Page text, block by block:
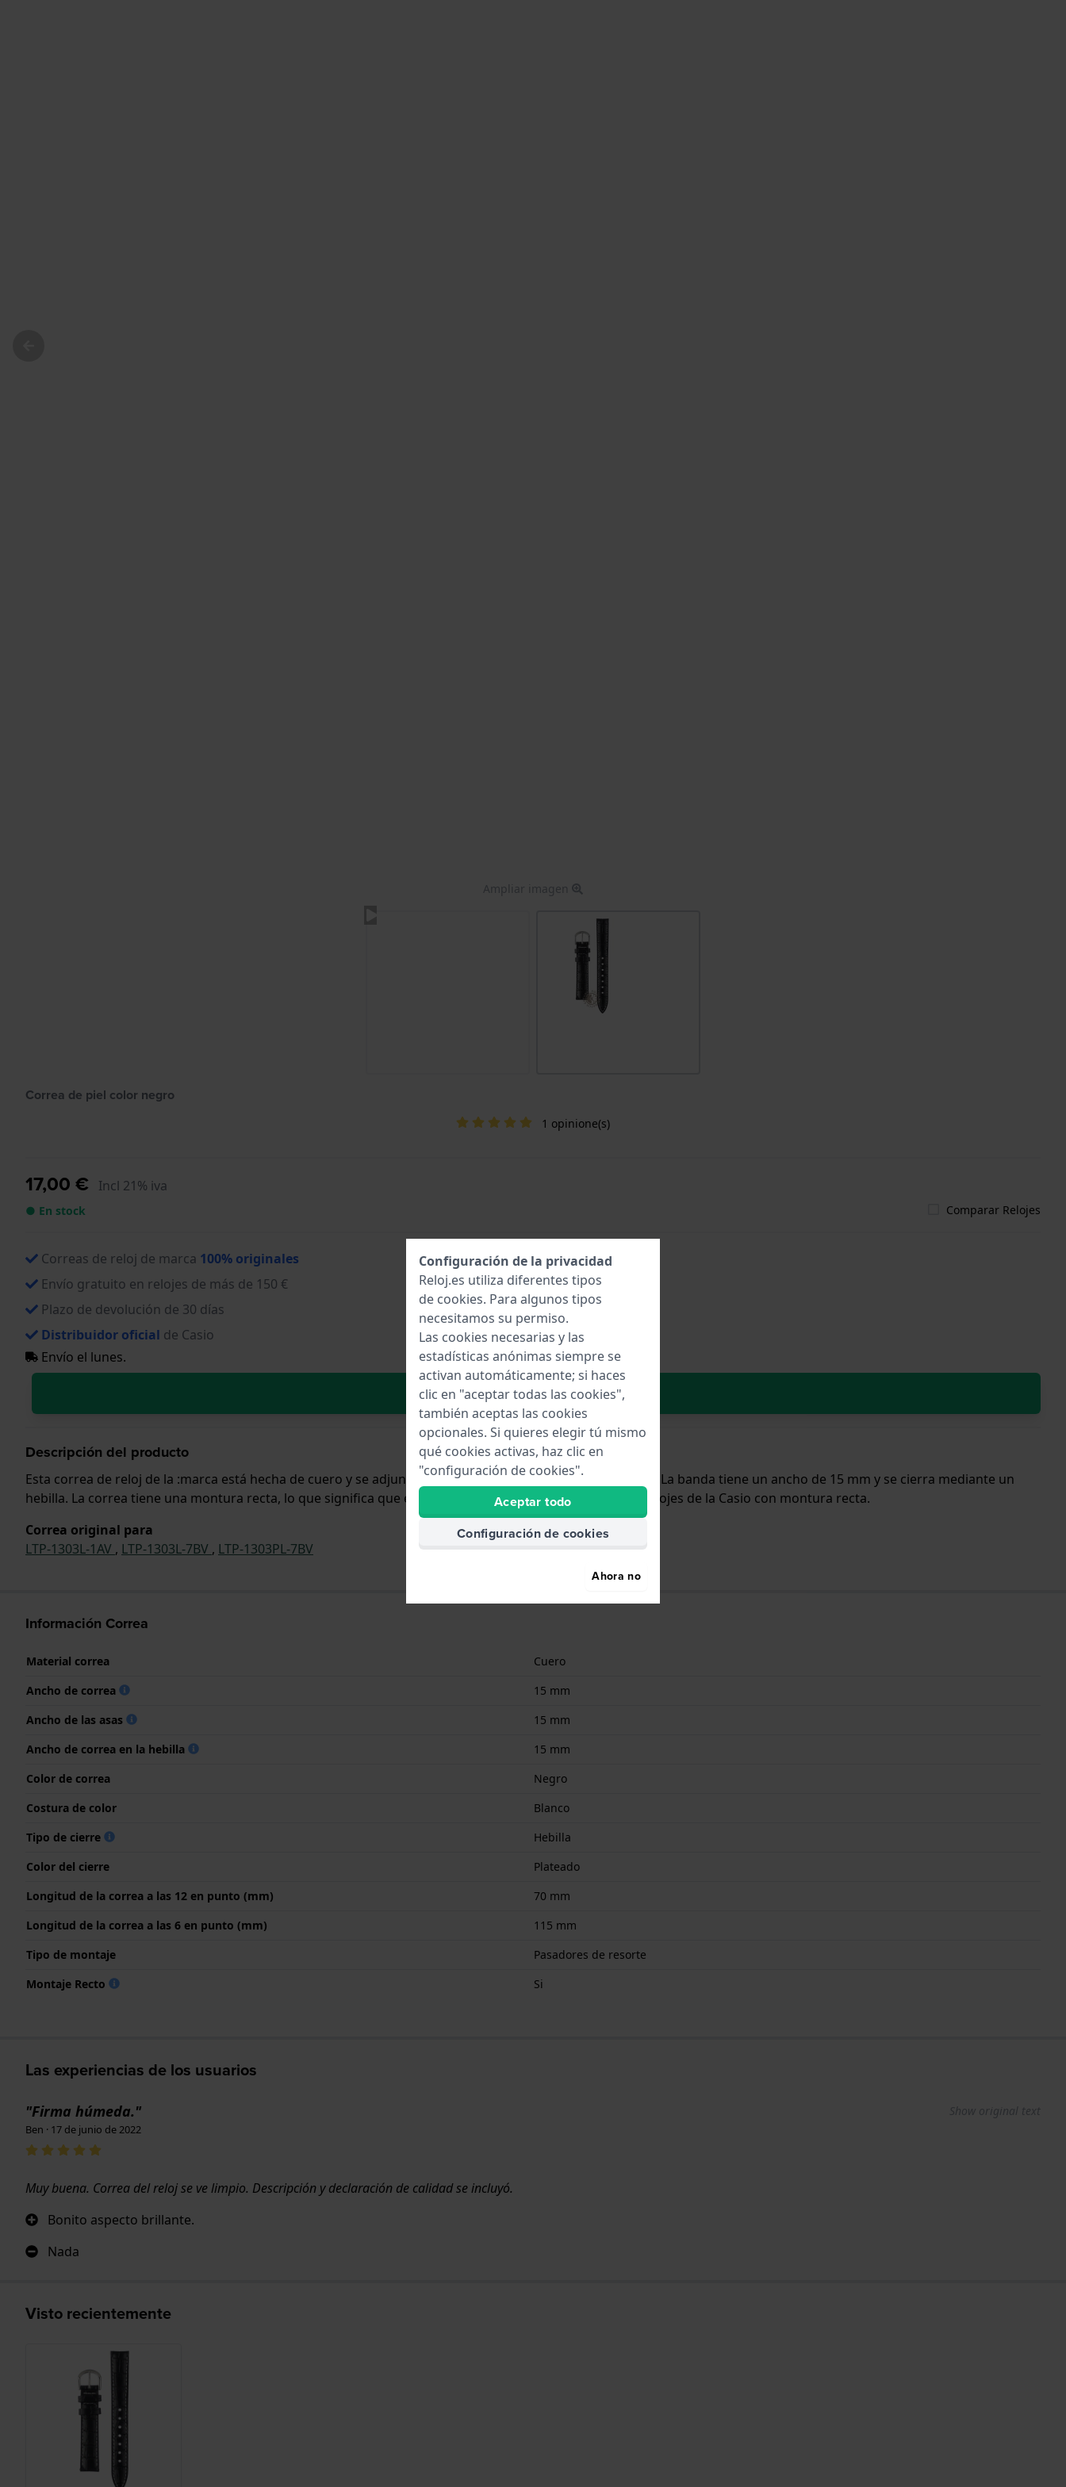
Ampliar imagen
Correa de piel color negro
1 opinione(s)
17,00 € Incl 21% iva
● En stock Comparar Relojes
Correas de reloj de marca 100% originales
Envío gratuito en relojes de más de 150 €
Plazo de devolución de 30 días
Distribuidor oficial de Casio
Envío el lunes.
Añadir al carrito
Descripción del producto
Esta correa de reloj de la :marca está hecha de cuero y se adjunta al reloj mediante pasadores de resorte. La banda tiene un ancho de 15 mm y se cierra mediante un
hebilla. La correa tiene una montura recta, lo que significa que esta correa es adecuada para todos los relojes de la Casio con montura recta.
Correa original para
LTP-1303L-1AV , LTP-1303L-7BV , LTP-1303PL-7BV
Información Correa
Material correa
Cuero
Ancho de correa
15 mm
Ancho de las asas
15 mm
Ancho de correa en la hebilla
15 mm
Color de correa
Negro
Costura de color
Blanco
Tipo de cierre
Hebilla
Color del cierre
Plateado
Longitud de la correa a las 12 en punto (mm)
70 mm
Longitud de la correa a las 6 en punto (mm)
115 mm
Tipo de montaje
Pasadores de resorte
Montaje Recto
Si
Las experiencias de los usuarios
"Firma húmeda." Show original text
Ben · 17 de junio de 2022
Muy buena. Correa del reloj se ve limpio. Descripción y declaración de calidad se incluyó.
Bonito aspecto brillante.
Nada
Visto recientemente
Configuración de la privacidad
Reloj.es utiliza diferentes tipos
de cookies. Para algunos tipos
necesitamos su permiso.
Las cookies necesarias y las
estadísticas anónimas siempre se
activan automáticamente; si haces
clic en "aceptar todas las cookies",
también aceptas las cookies
opcionales. Si quieres elegir tú mismo
qué cookies activas, haz clic en
"configuración de cookies".
Aceptar todo
Configuración de cookies
Ahora no